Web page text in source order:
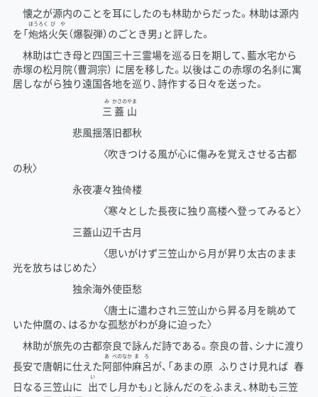
懐之が源内のことを耳にしたのも林助からだった。林助は源内
を「炮烙
ほうろく
火矢
びや
（爆裂弾）のごとき男」と評した。
林助は亡き母と四国三十三霊場を巡る日を期して、藍水宅から
赤塚の松月院（曹洞宗） に居を移した。以後はこの赤塚の名刹に寓
居しながら独り遠国各地を巡り、詩作する日々を送った。
三
み
蓋
かさの
山
やま
悲風揺落旧都秋
〈吹きつける風が心に傷みを覚えさせる古都
の秋〉
永夜凄々独倚楼
〈寒々とした長夜に独り高楼へ登ってみると〉
三蓋山辺千古月
〈思いがけず三笠山から月が昇り太古のまま
光を放ちはじめた〉
独余海外使臣愁
〈唐土に遣わされ三笠山から昇る月を眺めて
いた仲麿の、はるかな孤愁がわが身に迫った〉
林助が旅先の古都奈良で詠んだ詩である。奈良の昔、シナに渡り
長安で唐朝に仕えた阿
あ
部
べの
仲
なか
麻
ま
呂
ろ
が、「あまの原 ふりさけ見れば 春
日なる三笠山に 出
い
でし月かも」と詠んだのをふまえ、林助も三笠